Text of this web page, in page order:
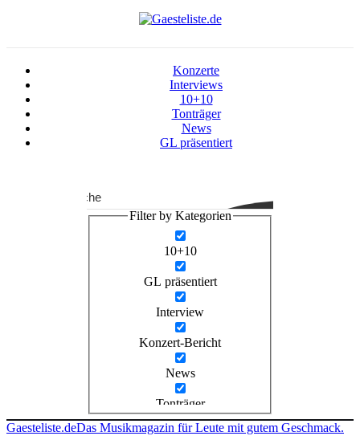
Konzerte
Interviews
10+10
Tonträger
News
GL präsentiert
Suche
Filter by Kategorien
10+10
GL präsentiert
Interview
Konzert-Bericht
News
Tonträger
Gaesteliste.deDas Musikmagazin für Leute mit gutem Geschmack.